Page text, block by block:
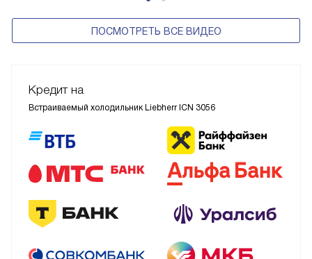
ПОСМОТРЕТЬ ВСЕ ВИДЕО
Кредит на
Встраиваемый холодильник Liebherr ICN 3056